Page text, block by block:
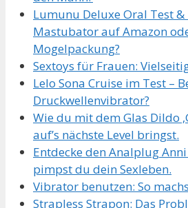
Lumunu Deluxe Oral Test
Mastubator auf Amazon
Mogelpackung?
Sextoys für Frauen:
Lelo Sona Cruise im Test –
Druckwellenvibrator?
Wie du mit dem Glas Dildo
auf’s nächste Level bringst.
Entdecke den Analplug
pimpst du dein Sexleben.
Vibrator benutzen: So
Strapless Strapon: Das